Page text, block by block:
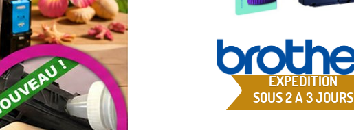
EXPEDITION
SOUS 2 A 3 JOURS